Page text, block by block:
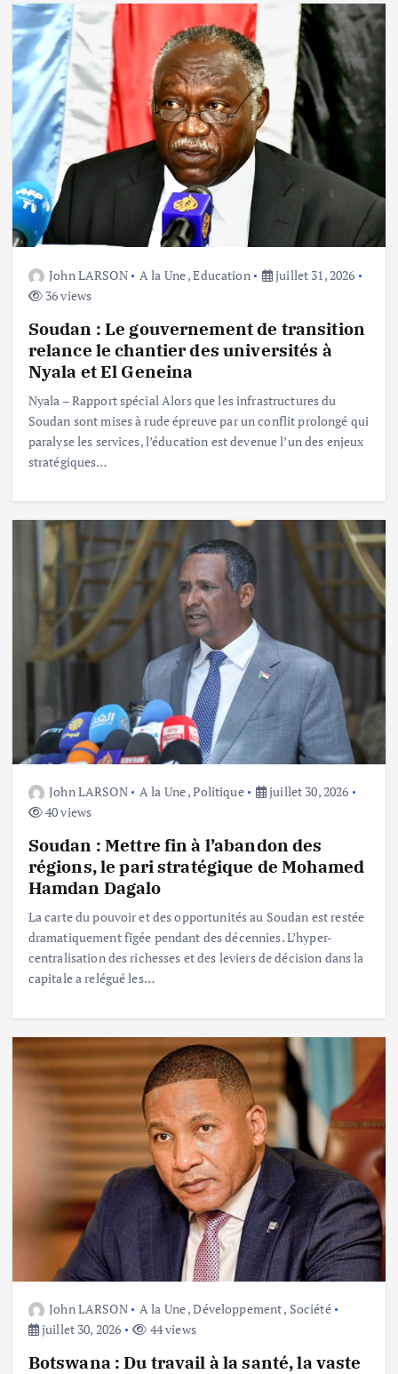
John LARSON A la Une,Education
juillet 31, 2026
36 views
Soudan : Le gouvernement de transition
relance le chantier des universités à
Nyala et El Geneina
Nyala – Rapport spécial Alors que les infrastructures du
Soudan sont mises à rude épreuve par un conflit prolongé qui
paralyse les services, l’éducation est devenue l’un des enjeux
stratégiques…
John LARSON A la Une,Politique
juillet 30, 2026
40 views
Soudan : Mettre fin à l’abandon des
régions, le pari stratégique de Mohamed
Hamdan Dagalo
La carte du pouvoir et des opportunités au Soudan est restée
dramatiquement figée pendant des décennies. L’hyper-
centralisation des richesses et des leviers de décision dans la
capitale a relégué les…
John LARSON A la Une,Développement, Société
juillet 30, 2026
44 views
Botswana : Du travail à la santé, la vaste